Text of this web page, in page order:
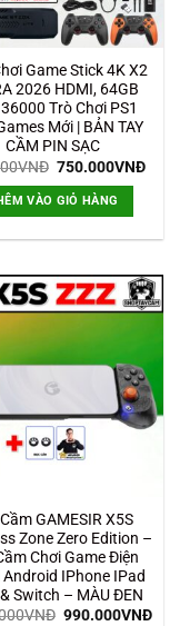
Game Stick 4K X2
2026 HDMI, 64GB
Trò Chơi PS1
Mới | BẢN TAY
CẦM PIN SẠC
VNĐ Giá
là:
950.000VNĐ.
750.000VNĐGiá
VÀO GIỎ HÀNG
GAMESIR X5S
Zone Zero Edition –
Chơi Game Điện
Android IPhone IPad
Switch – MÀU ĐEN
VNĐ Giá
990.000VNĐGiá